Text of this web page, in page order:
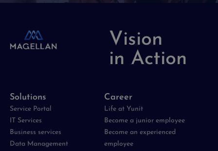
Vision
in Action
Solutions
Service Portal
IT Services
Business services
Data Management
Career
Life at Yunit
Become a junior employee
Become an experienced
employee